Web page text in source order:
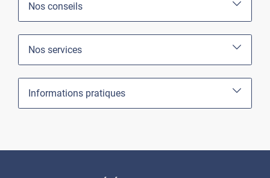
Nos conseils
Nos services
Informations pratiques